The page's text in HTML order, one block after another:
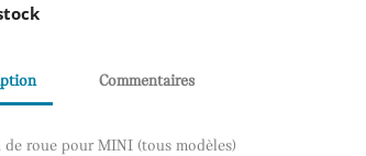
Commentaires
de roue pour MINI (tous modèles)